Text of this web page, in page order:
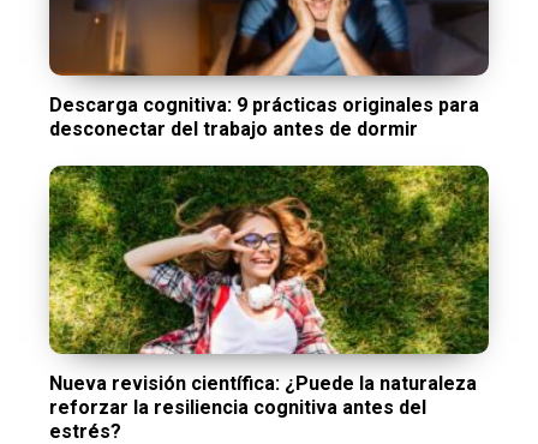
Descarga cognitiva: 9 prácticas originales para
desconectar del trabajo antes de dormir
Nueva revisión científica: ¿Puede la naturaleza
reforzar la resiliencia cognitiva antes del
estrés?